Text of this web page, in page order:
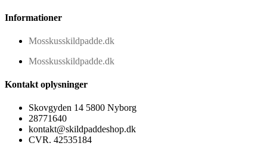
Informationer
Mosskusskildpadde.dk
Mosskusskildpadde.dk
Kontakt oplysninger
Skovgyden 14 5800 Nyborg
28771640
kontakt@skildpaddeshop.dk
CVR. 42535184